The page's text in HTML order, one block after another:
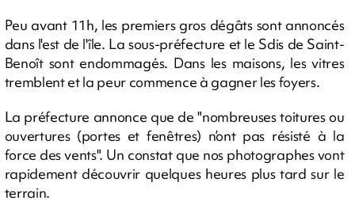
Peu avant 11h, les premiers gros dégâts sont annoncés
dans l'est de l'île. La sous-préfecture et le Sdis de Saint-
Benoît sont endommagés. Dans les maisons, les vitres
tremblent et la peur commence à gagner les foyers.
La préfecture annonce que de "nombreuses toitures ou
ouvertures (portes et fenêtres) n’ont pas résisté à la
force des vents". Un constat que nos photographes vont
rapidement découvrir quelques heures plus tard sur le
terrain.